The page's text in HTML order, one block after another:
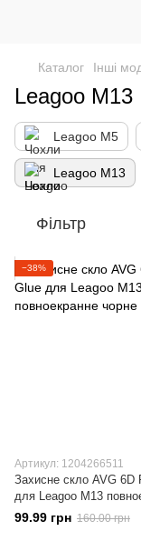
Каталог Інші
Leagoo M13
Leagoo M5
Leagoo M13
Фільтр
−38%
Артикул: 1204266511
Захисне скло AVG 6D
для Leagoo M13
чорне
99.99 грн 160.00 грн